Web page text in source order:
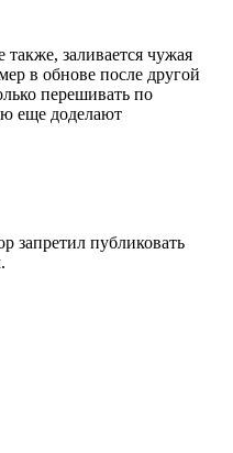
заливается чужая
в обнове после другой
перешивать по
еще доделают
запретил публиковать